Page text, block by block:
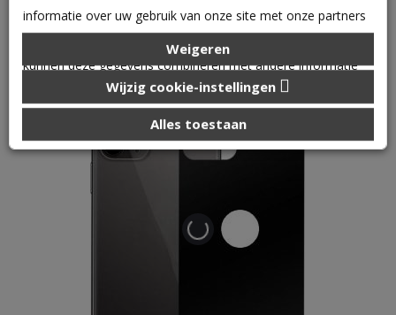
CATEGORIEËN
iPhone 11 5D Back glas Protector
informatie over uw gebruik van onze site met onze partners
kunnen deze gegevens combineren met andere informatie
die u aan ze heeft verstrekt of die ze hebben verzameld op
basis van uw gebruik van hun services.
Weigeren
Wijzig cookie-instellingen
Alles toestaan